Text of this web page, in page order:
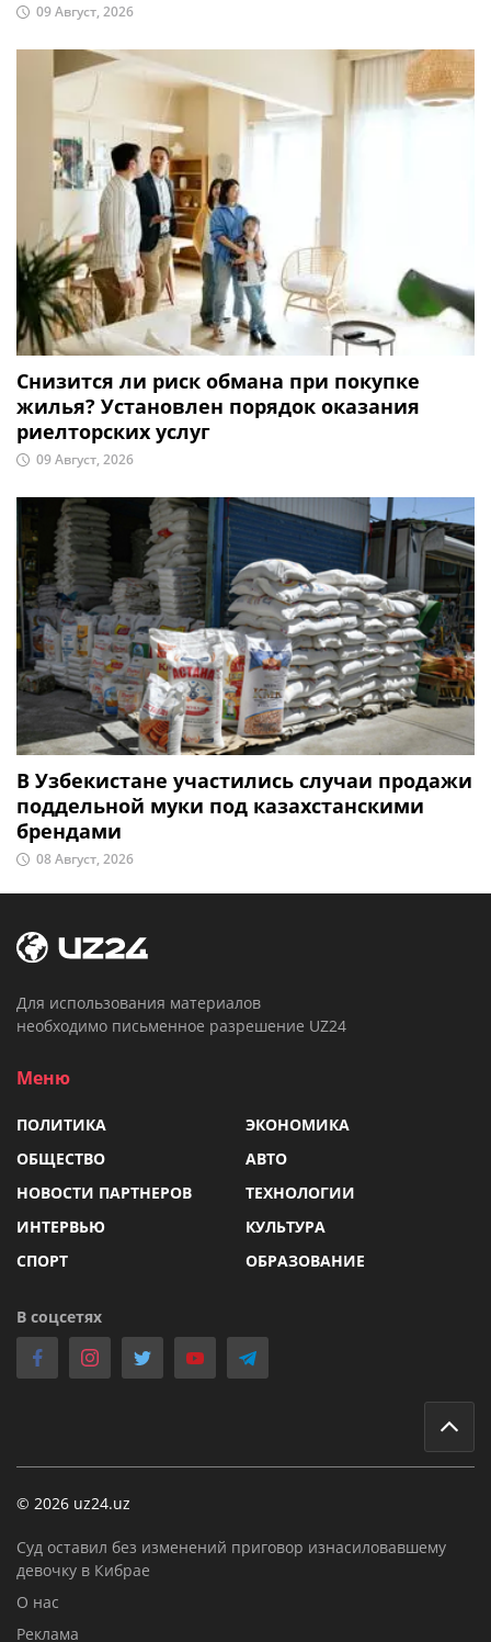
09 Август, 2026
Снизится ли риск обмана при покупке
жилья? Установлен порядок оказания
риелторских услуг
09 Август, 2026
В Узбекистане участились случаи продажи
поддельной муки под казахстанскими
брендами
08 Август, 2026
Для использования материалов
необходимо письменное разрешение UZ24
Меню
ПОЛИТИКА
ЭКОНОМИКА
ОБЩЕСТВО
АВТО
НОВОСТИ ПАРТНЕРОВ
ТЕХНОЛОГИИ
ИНТЕРВЬЮ
КУЛЬТУРА
СПОРТ
ОБРАЗОВАНИЕ
В соцсетях
© 2026 uz24.uz
Суд оставил без изменений приговор изнасиловавшему
девочку в Кибрае
О нас
Реклама